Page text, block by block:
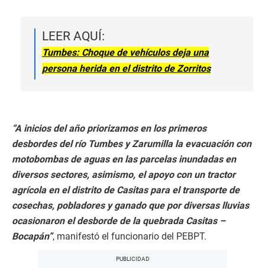
LEER AQUÍ:
Tumbes: Choque de vehículos deja una
persona herida en el distrito de Zorritos
“A inicios del año priorizamos en los primeros
desbordes del río Tumbes y Zarumilla la evacuación con
motobombas de aguas en las parcelas inundadas en
diversos sectores, asimismo, el apoyo con un tractor
agrícola en el distrito de Casitas para el transporte de
cosechas, pobladores y ganado que por diversas lluvias
ocasionaron el desborde de la quebrada Casitas –
Bocapán”, manifestó el funcionario del PEBPT.